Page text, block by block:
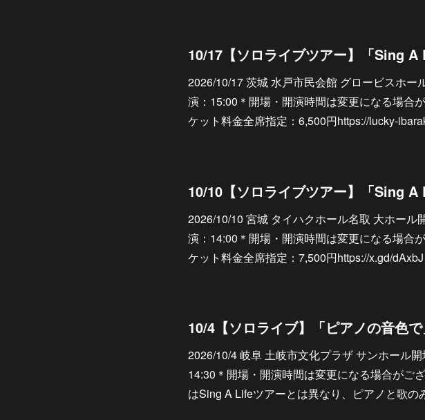
2026/10/17 茨城 水戸市民会館 グロービスホ
演：15:00＊開場・開演時間は変更になる場合
ケット料金全席指定：6,500円https://lucky-
2026/10/10 宮城 タイハクホール名取 大ホー
演：14:00＊開場・開演時間は変更になる場合
ケット料金全席指定：7,500円https://x.gd/dAxbJ
2026/10/4 岐阜 土岐市文化プラザ サンホール
14:30＊開場・開演時間は変更になる場合がご
はSing A Lifeツアーとは異なり、ピアノと歌